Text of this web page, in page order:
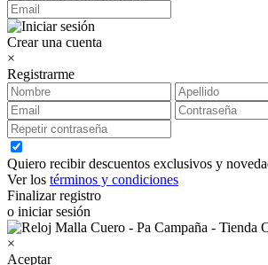
Crear una cuenta
×
Registrarme
Quiero recibir descuentos exclusivos y
Ver los términos y condiciones
Finalizar registro
o iniciar sesión
×
Aceptar